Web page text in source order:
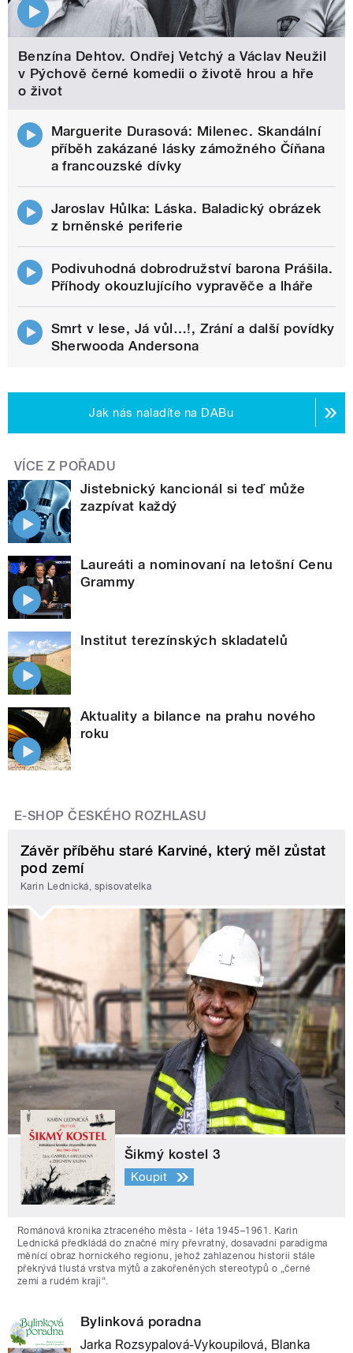
Benzína Dehtov. Ondřej Vetchý a Václav Neužil
v Pýchově černé komedii o životě hrou a hře
o život
Marguerite Durasová: Milenec. Skandální
příběh zakázané lásky zámožného Číňana
a francouzské dívky
Jaroslav Hůlka: Láska. Baladický obrázek
z brněnské periferie
Podivuhodná dobrodružství barona Prášila.
Příhody okouzlujícího vypravěče a lháře
Smrt v lese, Já vůl…!, Zrání a další povídky
Sherwooda Andersona
Jak nás naladíte na DABu
VÍCE Z POŘADU
Jistebnický kancionál si teď může
zazpívat každý
Laureáti a nominovaní na letošní Cenu
Grammy
Institut terezínských skladatelů
Aktuality a bilance na prahu nového
roku
E-SHOP ČESKÉHO ROZHLASU
Závěr příběhu staré Karviné, který měl zůstat
pod zemí
Karin Lednická, spisovatelka
Šikmý kostel 3
Koupit
Románová kronika ztraceného města - léta 1945–1961. Karin
Lednická předkládá do značné míry převratný, dosavadní paradigma
měnící obraz hornického regionu, jehož zahlazenou historii stále
překrývá tlustá vrstva mýtů a zakořeněných stereotypů o „černé
zemi a rudém kraji“.
Bylinková poradna
Jarka Rozsypalová-Vykoupilová, Blanka